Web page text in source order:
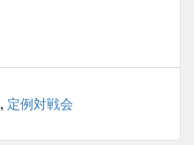
, 定例対戦会